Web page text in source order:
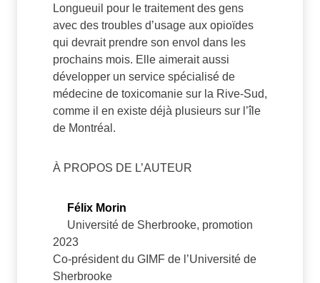
Longueuil pour le traitement des gens
avec des troubles d’usage aux opioïdes
qui devrait prendre son envol dans les
prochains mois. Elle aimerait aussi
développer un service spécialisé de
médecine de toxicomanie sur la Rive-Sud,
comme il en existe déjà plusieurs sur l’île
de Montréal.
À PROPOS DE L’AUTEUR
Félix Morin
Université de Sherbrooke, promotion
2023
Co-président du GIMF de l’Université de
Sherbrooke